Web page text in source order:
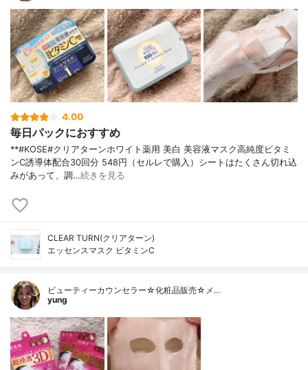
4.00
毎日パックにおすすめ
**#KOSE#クリアターンホワイト薬用 美白 美容液マスク高純度ビタミ
ンC誘導体配合⁡30回分 548円（セルレで購入）⁡シートはたくさん切れ込
みがあって、調…続きを見る
CLEAR TURN(クリアターン)
エッセンスマスク ビタミンC
ビューティーカウンセラー☆化粧品販売☆メ…
yung